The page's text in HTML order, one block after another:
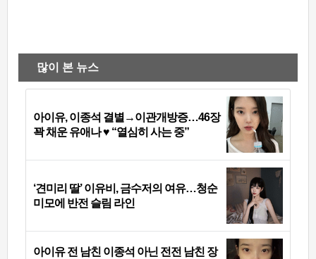
많이 본 뉴스
아이유, 이종석 결별→이관개방증…46장
꽉 채운 유애나 ♥ “열심히 사는 중”
‘견미리 딸’ 이유비, 금수저의 여유…청순
미모에 반전 슬림 라인
아이유 전 남친 이종석 아닌 전전 남친 장